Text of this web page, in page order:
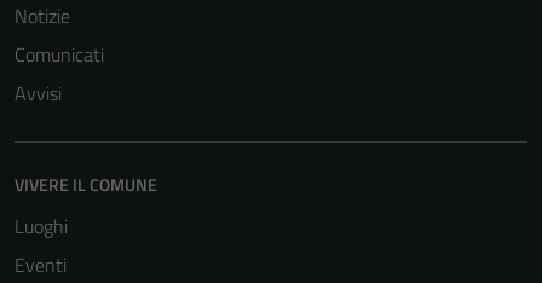
Notizie
Comunicati
Avvisi
VIVERE IL COMUNE
Luoghi
Eventi